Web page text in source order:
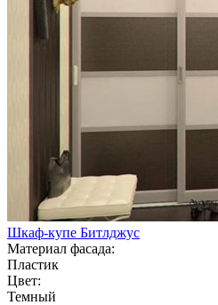
Шкаф-купе Битлджус
Материал фасада:
Пластик
Цвет:
Темный